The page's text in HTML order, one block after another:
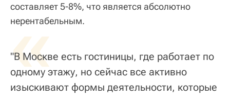
составляет 5-8%, что является абсолютно
нерентабельным.
«
"В Москве есть гостиницы, где работает по
одному этажу, но сейчас все активно
изыскивают формы деятельности, которые